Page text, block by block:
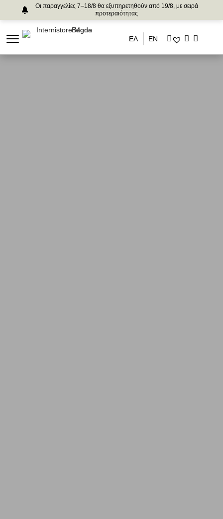
Οι παραγγελίες 7–18/8 θα εξυπηρετηθούν από 19/8, με σειρά
προτεραιότητας
ΕΛ ΕΝ